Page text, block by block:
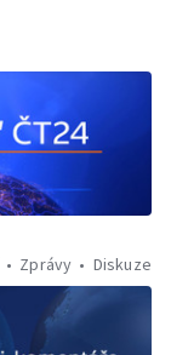
Zprávy Diskuze